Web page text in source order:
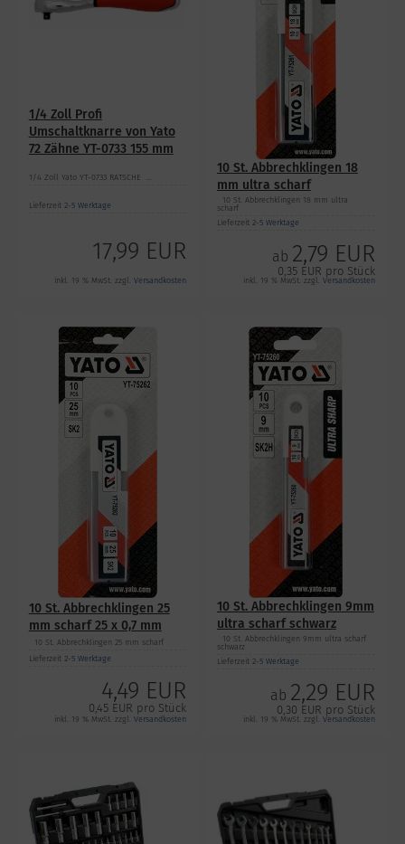
1/4 Zoll Profi
Umschaltknarre von Yato
72 Zähne YT-0733 155 mm
1/4 Zoll Yato YT-0733 RATSCHE ...
Lieferzeit 2-5 Werktage
17,99 EUR
inkl. 19 % MwSt. zzgl.Versandkosten
10 St. Abbrechklingen 18
mm ultra scharf
10 St. Abbrechklingen 18 mm ultra
scharf
Lieferzeit 2-5 Werktage
ab 2,79 EUR
0,35 EUR pro Stück
inkl. 19 % MwSt. zzgl. Versandkosten
10 St. Abbrechklingen 25
mm scharf 25 x 0,7 mm
10 St. Abbrechklingen 25 mm scharf
Lieferzeit 2-5 Werktage
4,49 EUR
0,45 EUR pro Stück
inkl. 19 % MwSt. zzgl.Versandkosten
10 St. Abbrechklingen 9mm
ultra scharf schwarz
10 St. Abbrechklingen 9mm ultra scharf
schwarz
Lieferzeit 2-5 Werktage
ab 2,29 EUR
0,30 EUR pro Stück
inkl. 19 % MwSt. zzgl. Versandkosten